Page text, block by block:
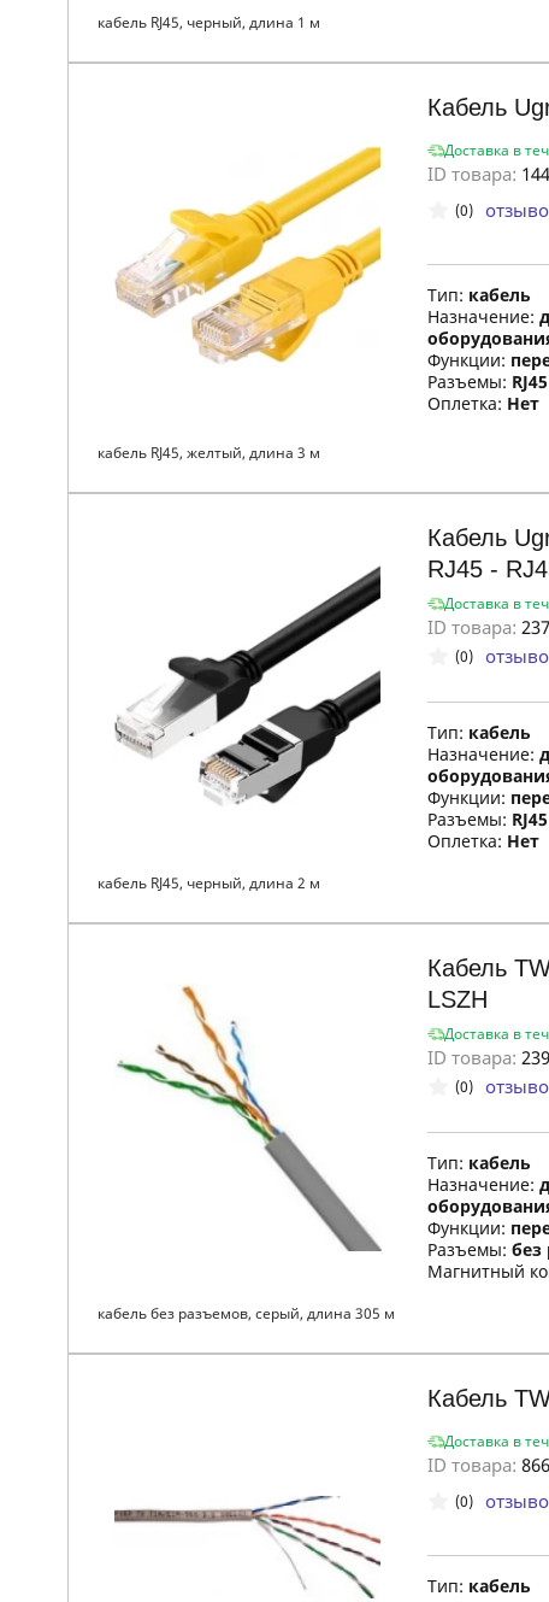
кабель RJ45, черный, длина 1 м
Кабель
Доставка в
ID товара:
Тип: кабель
Назначение:
Функции:
Разъемы: RJ45
Оплетка: Нет
кабель RJ45, желтый, длина 3 м
(0)
Кабель
RJ45 -
Доставка в
ID товара:
Тип: кабель
Назначение:
Функции:
Разъемы: RJ45
Оплетка: Нет
кабель RJ45, черный, длина 2 м
(0)
Кабель
LSZH
Доставка в
ID товара:
Тип: кабель
Назначение:
Функции:
Разъемы: без
Магнитный
кабель без разъемов, серый, длина 305 м
(0)
Кабель
Доставка в
ID товара:
Тип: кабель
(0)